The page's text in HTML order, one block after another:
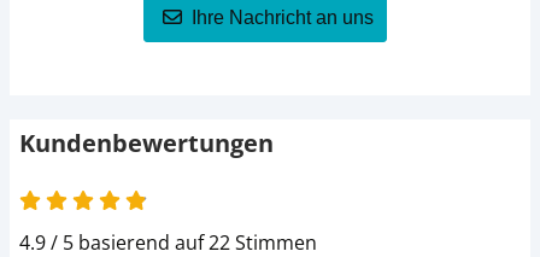
750 g
nicht
verfügbar
Ihre Nachricht an uns
Kundenbewertungen
4.9 von 5
4.9 / 5 basierend auf 22 Stimmen